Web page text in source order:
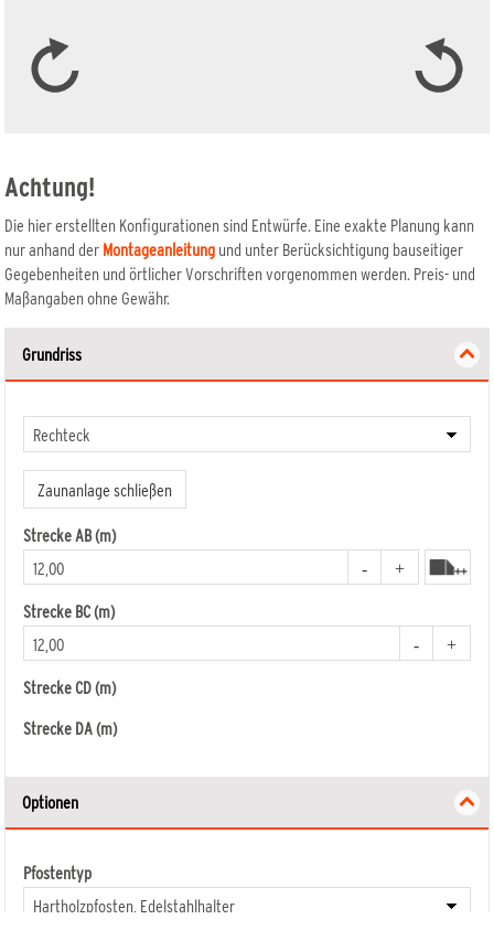
Grundriss
Zaunanlage schließen
Strecke AB (m)
Strecke BC (m)
Strecke CD (m)
Strecke DA (m)
Optionen
Pfostentyp
Erweitern
1511 RAJA Hartholz 179 x 90 cm
1513 RAJA Hartholz Krone 179 x 90 (97)
cm
1515 RAJA Hartholz Einzeltor
Achtung!
Die hier erstellten Konfigurationen sind Entwürfe. Eine exakte Planung kann
nur anhand der Montageanleitung und unter Berücksichtigung bauseitiger
Gegebenheiten und örtlicher Vorschriften vorgenommen werden. Preis- und
Maßangaben ohne Gewähr.